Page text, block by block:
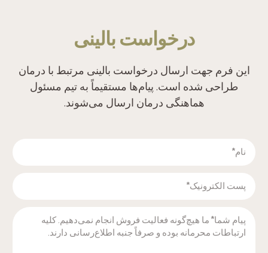
درخواست بالینی
این فرم جهت ارسال درخواست بالینی مرتبط با درمان
طراحی شده است. پیام‌ها مستقیماً به تیم مسئول
هماهنگی درمان ارسال می‌شوند.